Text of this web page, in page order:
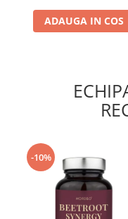
ADAUGA IN COS
-10%